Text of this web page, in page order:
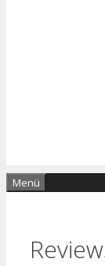
Menü